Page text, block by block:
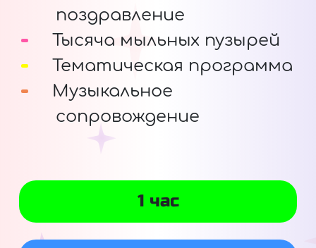
поздравление
Тысяча мыльных пузырей
Тематическая программа
Музыкальное
сопровождение
1 час